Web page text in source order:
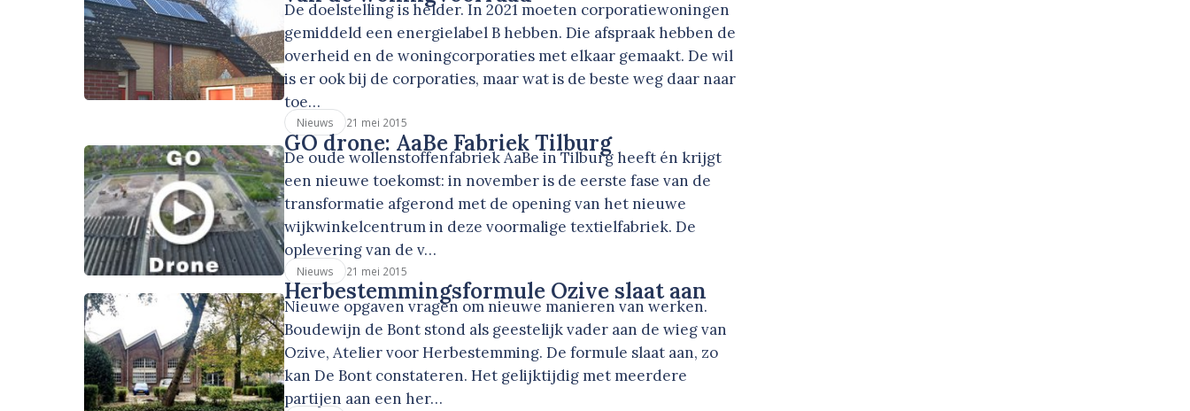
De doelstelling is helder. In 2021 moeten corporatiewoningen
gemiddeld een energielabel B hebben. Die afspraak hebben de
overheid en de woningcorporaties met elkaar gemaakt. De wil
is er ook bij de corporaties, maar wat is de beste weg daar naar
toe…
Nieuws 21 mei 2015
GO drone: AaBe Fabriek Tilburg
De oude wollenstoffenfabriek AaBe in Tilburg heeft én krijgt
een nieuwe toekomst: in november is de eerste fase van de
transformatie afgerond met de opening van het nieuwe
wijkwinkelcentrum in deze voormalige textielfabriek. De
oplevering van de v…
Nieuws 21 mei 2015
Herbestemmingsformule Ozive slaat aan
Nieuwe opgaven vragen om nieuwe manieren van werken.
Boudewijn de Bont stond als geestelijk vader aan de wieg van
Ozive, Atelier voor Herbestemming. De formule slaat aan, zo
kan De Bont constateren. Het gelijktijdig met meerdere
partijen aan een her…